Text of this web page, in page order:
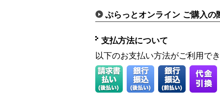
ぷらっとオンライン ご購入の
支払方法について
以下のお支払い方法がご利用で